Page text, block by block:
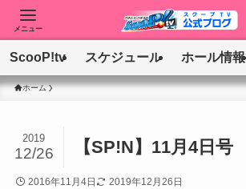
メニュー
ScooP!tv スケジュール ホール情報
ホーム
【SP!N】11月4日号
2019
12/26
2016年11月4日 2019年12月26日